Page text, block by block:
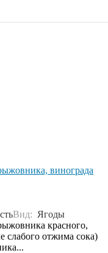
винограда
Вид: Ягоды
красного,
отжима сока)